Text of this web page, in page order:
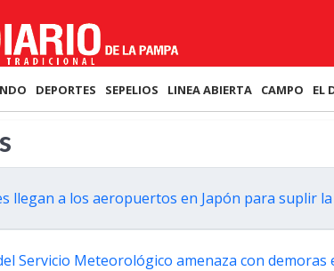
DEPORTES SEPELIOS LINEA ABIERTA CAMPO EL
llegan a los aeropuertos en Japón para suplir
Servicio Meteorológico amenaza con demoras